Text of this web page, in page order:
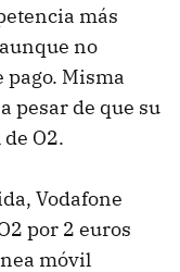
más
no
Misma
pesar de que su
O2.
Vodafone
por 2 euros
móvil